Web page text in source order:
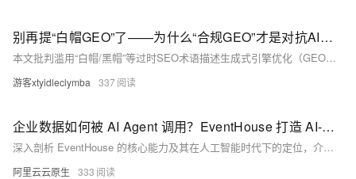
别再提“白帽GEO”了——为什么“合规GEO”才是对抗AI投毒的真正底线
本文批判滥用“白帽/黑帽”等过时SEO术语描述生成式引擎优化（GEO）乱象，指出AI投毒、虚假榜单等已逾越技术作弊范畴，触及法律与伦理红线。倡导以“合规GEO”取代理论失焦的旧话术，强调技术、平台、法律三层硬性底线——用对词，方能认清危险；守合规，才是真优化。（239字）
游客xtyidleclymba 337
企业数据如何被 AI Agent 调用？EventHouse 打造 AI-Ready 数据底座
深入剖析 EventHouse 的核心能力及其在人工智能时代下的定位，介绍 EventHouse 如何作为 AI 数据底座，帮助企业在瞬息万变的市场中，以前所未有的速度挖掘数据价值，驱动业务增长。
阿里云云原生 333